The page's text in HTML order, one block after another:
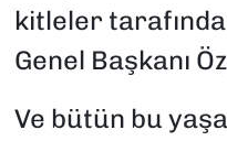
kitleler
Genel Başkanı
Ve bütün bu